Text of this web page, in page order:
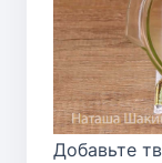
Добавьте